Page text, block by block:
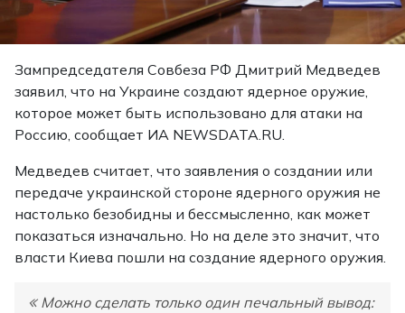
Зампредседателя Совбеза РФ Дмитрий Медведев
заявил, что на Украине создают ядерное оружие,
которое может быть использовано для атаки на
Россию, сообщает ИА NEWSDATA.RU.
Медведев считает, что заявления о создании или
передаче украинской стороне ядерного оружия не
настолько безобидны и бессмысленно, как может
показаться изначально. Но на деле это значит, что
власти Киева пошли на создание ядерного оружия.
Можно сделать только один печальный вывод: